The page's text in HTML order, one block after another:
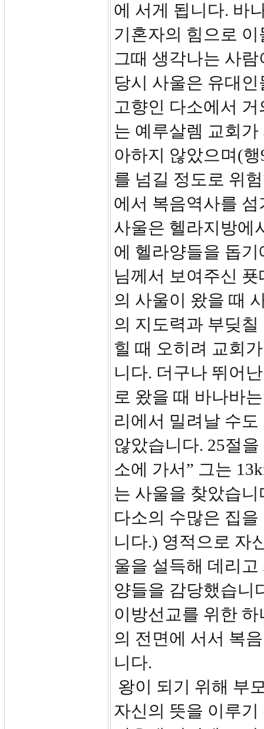
에 서게 됩니다. 바
기혼자의 힘으로
그때 생각나는 사
당시 사울은 유대
고향인 다소에서
는 예루살렘 교회
아하지 않았으며(
를 넘길 정도로 위
에서 복음역사를
사울은 헬라지방에
에 헬라양들을 돕
님께서 보여주신
의 사울이 왔을 때
의 지도력과 부딪
힐 때 오히려 교회
니다. 더구나 뛰어
로 왔을 때 바나바
리에서 밀려날 수
않았습니다. 25절
소에 가서” 그는
는 사울을 찾았습
다소의 수많은 집
니다.) 영적으로 자
울을 설득해 데리
양들을 감당했습니
이방선교를 위한
의 전면에 서서 복
니다.
왕이 되기 위해 부
자신의 뜻을 이루